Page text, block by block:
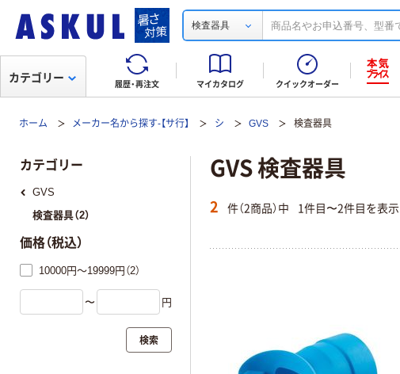
検査器具
履歴・再注文 マイカタログ クイックオーダー
カテゴリー
ホーム メーカー名から探す-【サ行】 シ GVS 検査器具
GVS 検査器具
2 件（2商品）中 1件目〜2件目を表示
カテゴリー
GVS
検査器具（2）
価格（税込）
10000円～19999円（2）
〜 円
検索